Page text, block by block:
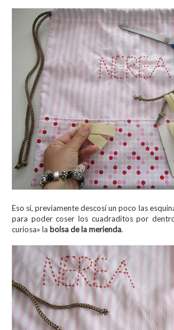
Eso si, previamente descosí un poco las
para poder coser los cuadraditos por
curiosa» la bolsa de la merienda.